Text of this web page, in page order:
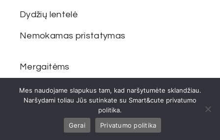
Dydžių lentelė
Nemokamas pristatymas
Mergaitėms
Berniukams
Mes naudojame slapukus tam, kad naršytumėte sklandžiau.
Naršydami toliau Jūs sutinkate su Smart&cute privatumo
politika.
Gerai
Privatumo politika